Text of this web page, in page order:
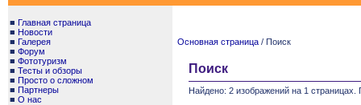
■ Главная страница
■ Новости
■ Галерея
■ Форум
■ Фототуризм
■ Тесты и обзоры
■ Просто о сложном
■ Партнеры
■ О нас
Основная страница / Поиск
Поиск
Найдено: 2 изображений на 1 страницах.